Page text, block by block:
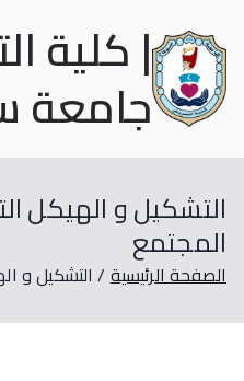
| كلية
جامعة
التشكيل و الهيكل
المجتمع
الصفحة الرئيسية التشكيل و